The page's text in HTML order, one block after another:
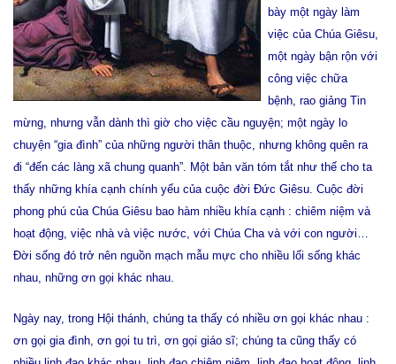
bày một ngày làm
việc của Chúa Giêsu,
một ngày bận rộn với
công việc chữa
bệnh, rao giảng Tin
mừng, nhưng vẫn dành thì giờ cho việc cầu nguyện; một ngày lo
chuyện “gia đình” của những người thân thuộc, nhưng không quên ra
đi “đến các làng xã chung quanh”. Một bản văn tóm tắt như thế cho ta
thấy những khía cạnh chính yếu của cuộc đời Ðức Giêsu. Cuộc đời
phong phú của Chúa Giêsu bao hàm nhiều khía cạnh : chiêm niệm và
hoạt động, việc nhà và việc nước, với Chúa Cha và với con người…
Ðời sống đó trở nên nguồn mạch mẫu mực cho nhiều lối sống khác
nhau, những ơn gọi khác nhau.
Ngày nay, trong Hội thánh, chúng ta thấy có nhiều ơn gọi khác nhau :
ơn gọi gia đình, ơn gọi tu trì, ơn gọi giáo sĩ; chúng ta cũng thấy có